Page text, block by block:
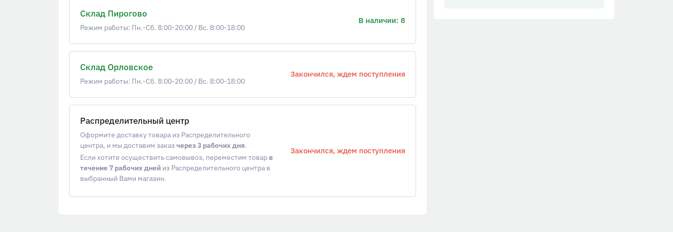
Склад Пирогово
Режим работы: Пн.-Сб. 8:00-20:00 / Вс. 8:00-18:00
В наличии: 8
Склад Орловское
Режим работы: Пн.-Сб. 8:00-20:00 / Вс. 8:00-18:00
Закончился, ждем поступления
Распределительный центр
Оформите доставку товара из Распределительного
центра, и мы доставим заказ через 3 рабочих дня.
Если хотите осуществить самовывоз, переместим товар в
течение 7 рабочих дней из Распределительного центра в
выбранный Вами магазин.
Закончился, ждем поступления